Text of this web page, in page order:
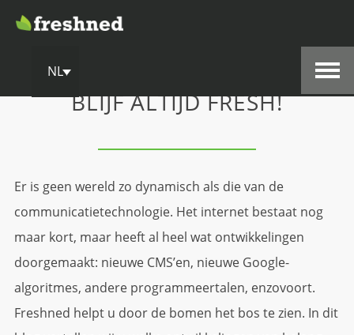
NL
BLIJF ALTIJD FRESH!
Er is geen wereld zo dynamisch als die van de
communicatietechnologie. Het internet bestaat nog
maar kort, maar heeft al heel wat ontwikkelingen
doorgemaakt: nieuwe CMS’en, nieuwe Google-
algoritmes, andere programmeertalen, enzovoort.
Freshned helpt u door de bomen het bos te zien. In dit